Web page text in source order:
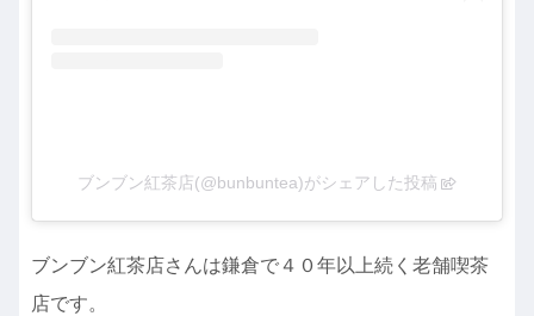
ブンブン紅茶店(@bunbuntea)がシェアした投稿
ブンブン紅茶店さんは鎌倉で４０年以上続く老舗喫茶
店です。